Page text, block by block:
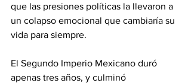
que las presiones políticas la llevaron a
un colapso emocional que cambiaría su
vida para siempre.
El Segundo Imperio Mexicano duró
apenas tres años, y culminó